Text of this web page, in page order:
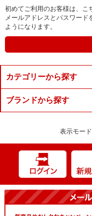
初めてご利用のお客様は、こ
メールアドレスとパスワー
ようになります。
カテゴリーから探す
ブランドから探す
表示モード